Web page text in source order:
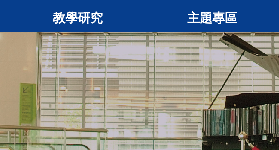
教學研究 主題專區